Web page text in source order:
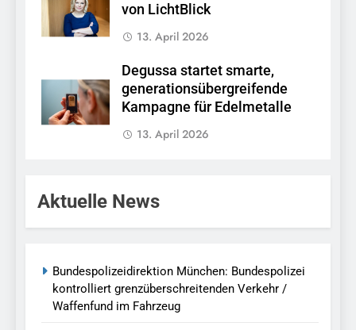
von LichtBlick
13. April 2026
Degussa startet smarte,
generationsübergreifende
Kampagne für Edelmetalle
13. April 2026
Aktuelle News
Bundespolizeidirektion München: Bundespolizei
kontrolliert grenzüberschreitenden Verkehr /
Waffenfund im Fahrzeug